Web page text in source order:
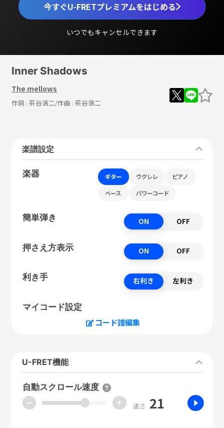
今すぐU-FRETプレミアムをはじめる
いつでもキャンセルできます
Inner Shadows
The mellows
作詞 : 茶谷浩二/作曲 : 茶谷浩二
楽譜設定
楽器 ギター ウクレレ ピアノ
ベース パワーコード
簡単弾き ON OFF
押さえ方表示 ON OFF
利き手 右利き 左利き
マイコード設定
コード譜編集
U-FRET機能
自動スクロール速度
ー + 速さ 21